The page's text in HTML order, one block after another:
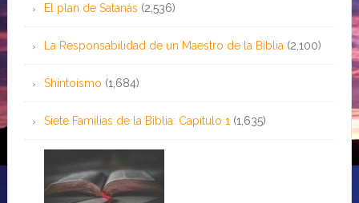
El plan de Satanás (2,536)
La Responsabilidad de un Maestro de la Biblia (2,100)
Shintoísmo (1,684)
Siete Familias de la Biblia: Capítulo 1 (1,635)